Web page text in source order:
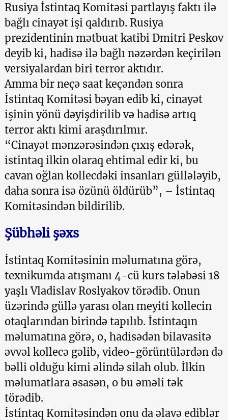
Rusiya İstintaq Komitəsi partlayış faktı ilə
bağlı cinayət işi qaldırıb. Rusiya
prezidentinin mətbuat katibi Dmitri Peskov
deyib ki, hadisə ilə bağlı nəzərdən keçirilən
versiyalardan biri terror aktıdır.
Amma bir neçə saat keçəndən sonra
İstintaq Komitəsi bəyan edib ki, cinayət
işinin yönü dəyişdirilib və hadisə artıq
terror aktı kimi araşdırılmır.
“Cinayət mənzərəsindən çıxış edərək,
istintaq ilkin olaraq ehtimal edir ki, bu
cavan oğlan kollecdəki insanları güllələyib,
daha sonra isə özünü öldürüb”, – İstintaq
Komitəsindən bildirilib.
Şübhəli şəxs
İstintaq Komitəsinin məlumatına görə,
texnikumda atışmanı 4-cü kurs tələbəsi 18
yaşlı Vladislav Roslyakov törədib. Onun
üzərində güllə yarası olan meyiti kollecin
otaqlarından birində tapılıb. İstintaqın
məlumatına görə, o, hadisədən bilavasitə
əvvəl kollecə gəlib, video-görüntülərdən də
bəlli olduğu kimi əlində silah olub. İlkin
məlumatlara əsasən, o bu əməli tək
törədib.
İstintaq Komitəsindən onu da əlavə ediblər